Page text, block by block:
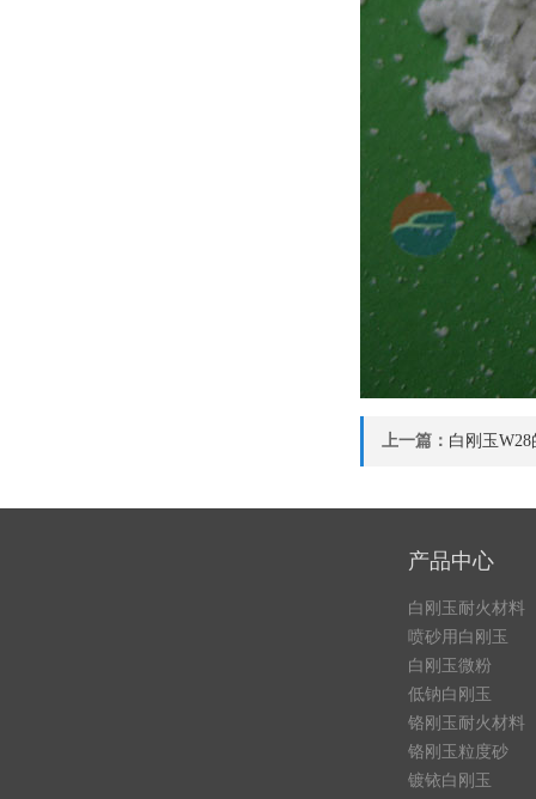
上一篇： 白刚玉
产品中心
白刚玉耐火材料
喷砂用白刚玉
白刚玉微粉
低钠白刚玉
铬刚玉耐火材料
铬刚玉粒度砂
镀铱白刚玉